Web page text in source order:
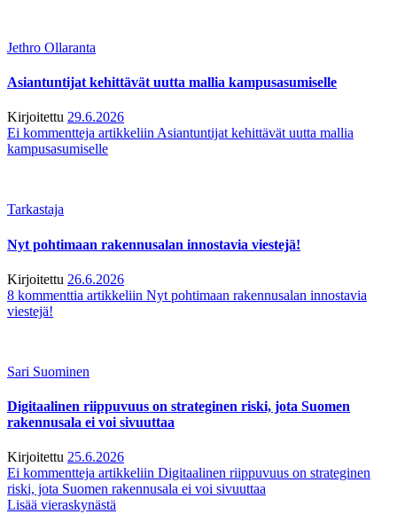
Jethro Ollaranta
Asiantuntijat kehittävät uutta mallia kampusasumiselle
Kirjoitettu 29.6.2026
Ei kommentteja artikkeliin Asiantuntijat kehittävät uutta mallia
kampusasumiselle
Tarkastaja
Nyt pohtimaan rakennusalan innostavia viestejä!
Kirjoitettu 26.6.2026
8 kommenttia artikkeliin Nyt pohtimaan rakennusalan innostavia
viestejä!
Sari Suominen
Digitaalinen riippuvuus on strateginen riski, jota Suomen
rakennusala ei voi sivuuttaa
Kirjoitettu 25.6.2026
Ei kommentteja artikkeliin Digitaalinen riippuvuus on strateginen
riski, jota Suomen rakennusala ei voi sivuuttaa
Lisää vieraskynästä